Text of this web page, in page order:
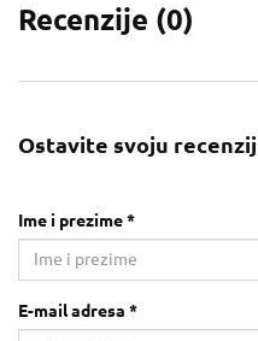
Recenzije (0)
Ostavite svoju
Ime i prezime *
E-mail adresa *